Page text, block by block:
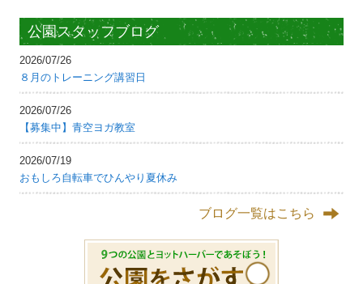
公園スタッフブログ
2026/07/26
８月のトレーニング講習日
2026/07/26
【募集中】青空ヨガ教室
2026/07/19
おもしろ自転車でひんやり夏休み
ブログ一覧はこちら